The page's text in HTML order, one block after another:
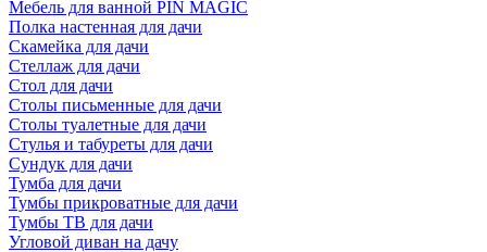
Мебель для ванной PIN MAGIC
Полка настенная для дачи
Скамейка для дачи
Стеллаж для дачи
Стол для дачи
Столы письменные для дачи
Столы туалетные для дачи
Стулья и табуреты для дачи
Сундук для дачи
Тумба для дачи
Тумбы прикроватные для дачи
Тумбы ТВ для дачи
Угловой диван на дачу